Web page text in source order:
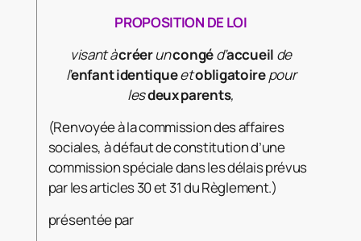
PROPOSITION DE LOI
visant àcréeruncongéd’accueil de
l’enfantidentiqueetobligatoirepour
lesdeuxparents,
(Renvoyée à la commission des affaires
sociales, à défaut de constitution d’une
commission spéciale dans les délais prévus
par les articles 30 et 31 du Règlement.)
présentée par